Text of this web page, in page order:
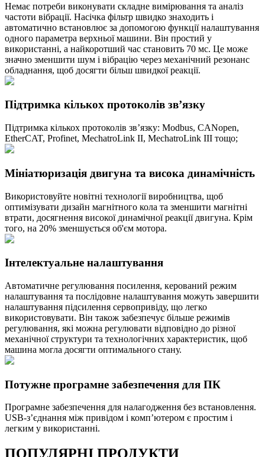
Немає потреби виконувати складне вимірювання та аналіз
частоти вібрації. Насічка фільтр швидко знаходить і
автоматично встановлює за допомогою функції налаштування
одного параметра верхньої машини. Він простий у
використанні, а найкоротший час становить 70 мс. Це може
значно зменшити шум і вібрацію через механічний резонанс
обладнання, щоб досягти більш швидкої реакції.
Підтримка кількох протоколів зв’язку
Підтримка кількох протоколів зв’язку: Modbus, CANopen,
EtherCAT, Profinet, MechatroLink II, MechatroLink III тощо;
Мініатюризація двигуна та висока динамічність
Використовуйте новітні технології виробництва, щоб
оптимізувати дизайн магнітного кола та зменшити магнітні
втрати, досягнення високої динамічної реакції двигуна. Крім
того, на 20% зменшується об'єм мотора.
Інтелектуальне налаштування
Автоматичне регулювання посилення, керований режим
налаштування та послідовне налаштування можуть завершити
налаштування підсилення сервопривiду, що легко
використовувати. Він також забезпечує більше режимів
регулювання, які можна регулювати відповідно до різної
механічної структури та технологічних характеристик, щоб
машина могла досягти оптимального стану.
Потужне програмне забезпечення для ПК
Програмне забезпечення для налагодження без встановлення.
USB-з’єднання між привiдом і комп’ютером є простим і
легким у використанні.
ПОПУЛЯРНІ ПРОДУКТИ